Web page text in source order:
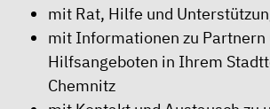
mit Rat, Hilfe und
mit Informationen zu Partnern
Hilfsangeboten in Ihrem
Chemnitz